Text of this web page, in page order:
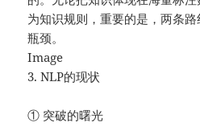
为知识规则，重要的是，两条
瓶颈。
Image
3. NLP的现状
① 突破的曙光